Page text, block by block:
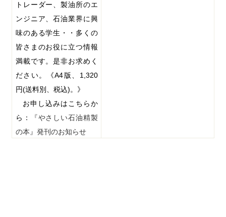
トレーダー、製油所のエ
ンジニア、石油業界に興
味のある学生・・多くの
皆さまのお役に立つ情報
満載です。是非お求めく
ださい。《A4版、 1,320
円(送料別、税込)。》
お申し込みはこちらか
ら：
『やさしい石油精製
の本』発刊のお知らせ